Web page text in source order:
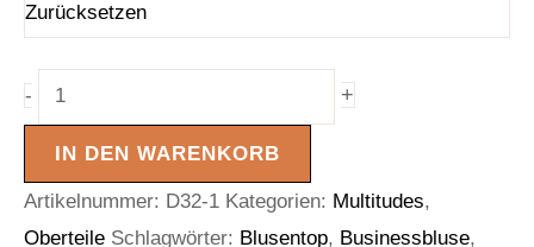
Zurücksetzen
- +
IN DEN WARENKORB
Artikelnummer: D32-1 Kategorien: Multitudes,
Oberteile Schlagwörter: Blusentop, Businessbluse,